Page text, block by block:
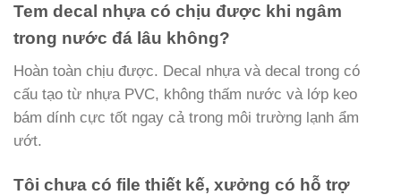
Tem decal nhựa có chịu được khi ngâm
trong nước đá lâu không?
Hoàn toàn chịu được. Decal nhựa và decal trong có
cấu tạo từ nhựa PVC, không thấm nước và lớp keo
bám dính cực tốt ngay cả trong môi trường lạnh ẩm
ướt.
Tôi chưa có file thiết kế, xưởng có hỗ trợ